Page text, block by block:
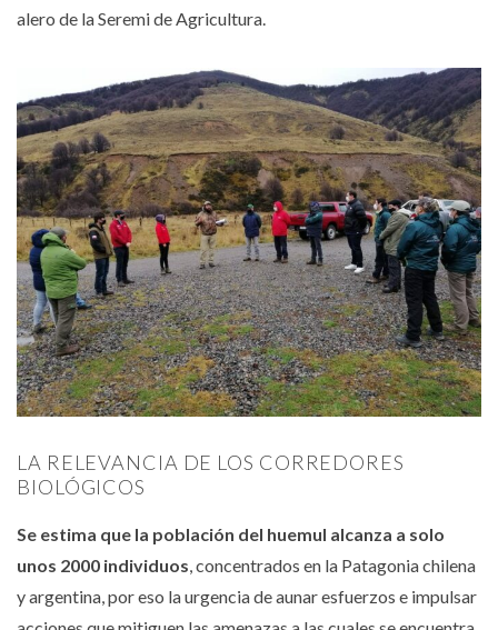
alero de la Seremi de Agricultura.
LA RELEVANCIA DE LOS CORREDORES
BIOLÓGICOS
Se estima que la población del huemul alcanza a solo
unos 2000 individuos , concentrados en la Patagonia chilena
y argentina, por eso la urgencia de aunar esfuerzos e impulsar